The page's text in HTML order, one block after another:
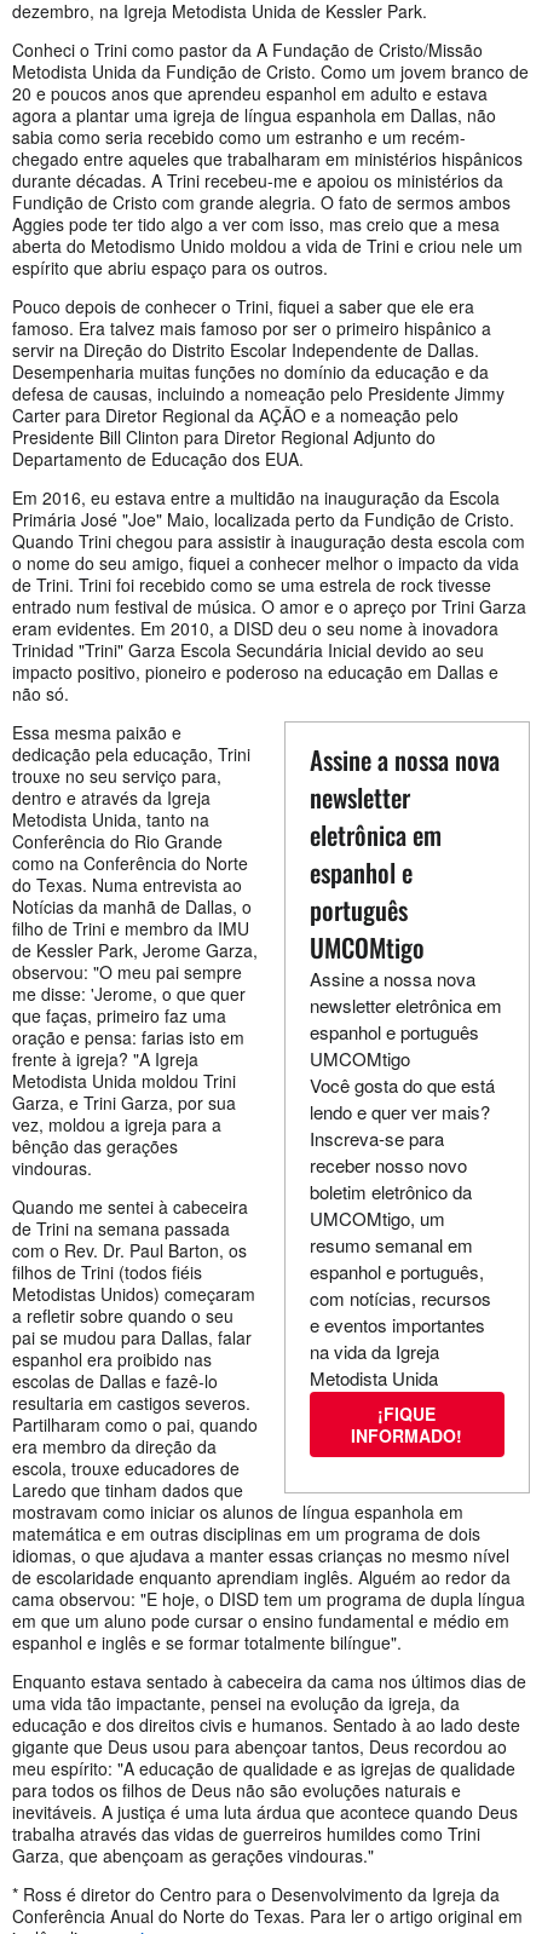
dezembro, na Igreja Metodista Unida de Kessler Park.
Conheci o Trini como pastor da A Fundação de Cristo/Missão
Metodista Unida da Fundição de Cristo. Como um jovem branco de
20 e poucos anos que aprendeu espanhol em adulto e estava
agora a plantar uma igreja de língua espanhola em Dallas, não
sabia como seria recebido como um estranho e um recém-
chegado entre aqueles que trabalharam em ministérios hispânicos
durante décadas. A Trini recebeu-me e apoiou os ministérios da
Fundição de Cristo com grande alegria. O fato de sermos ambos
Aggies pode ter tido algo a ver com isso, mas creio que a mesa
aberta do Metodismo Unido moldou a vida de Trini e criou nele um
espírito que abriu espaço para os outros.
Pouco depois de conhecer o Trini, fiquei a saber que ele era
famoso. Era talvez mais famoso por ser o primeiro hispânico a
servir na Direção do Distrito Escolar Independente de Dallas.
Desempenharia muitas funções no domínio da educação e da
defesa de causas, incluindo a nomeação pelo Presidente Jimmy
Carter para Diretor Regional da AÇÃO e a nomeação pelo
Presidente Bill Clinton para Diretor Regional Adjunto do
Departamento de Educação dos EUA.
Em 2016, eu estava entre a multidão na inauguração da Escola
Primária José "Joe" Maio, localizada perto da Fundição de Cristo.
Quando Trini chegou para assistir à inauguração desta escola com
o nome do seu amigo, fiquei a conhecer melhor o impacto da vida
de Trini. Trini foi recebido como se uma estrela de rock tivesse
entrado num festival de música. O amor e o apreço por Trini Garza
eram evidentes. Em 2010, a DISD deu o seu nome à inovadora
Trinidad "Trini" Garza Escola Secundária Inicial devido ao seu
impacto positivo, pioneiro e poderoso na educação em Dallas e
não só.
Assine a nossa nova
newsletter
eletrônica em
espanhol e
português
UMCOMtigo
Assine a nossa nova
newsletter eletrônica em
espanhol e português
UMCOMtigo
Você gosta do que está
lendo e quer ver mais?
Inscreva-se para
receber nosso novo
boletim eletrônico da
UMCOMtigo, um
resumo semanal em
espanhol e português,
com notícias, recursos
e eventos importantes
na vida da Igreja
Metodista Unida
¡FIQUE
INFORMADO!
Essa mesma paixão e
dedicação pela educação, Trini
trouxe no seu serviço para,
dentro e através da Igreja
Metodista Unida, tanto na
Conferência do Rio Grande
como na Conferência do Norte
do Texas. Numa entrevista ao
Notícias da manhã de Dallas, o
filho de Trini e membro da IMU
de Kessler Park, Jerome Garza,
observou: "O meu pai sempre
me disse: 'Jerome, o que quer
que faças, primeiro faz uma
oração e pensa: farias isto em
frente à igreja? "A Igreja
Metodista Unida moldou Trini
Garza, e Trini Garza, por sua
vez, moldou a igreja para a
bênção das gerações
vindouras.
Quando me sentei à cabeceira
de Trini na semana passada
com o Rev. Dr. Paul Barton, os
filhos de Trini (todos fiéis
Metodistas Unidos) começaram
a refletir sobre quando o seu
pai se mudou para Dallas, falar
espanhol era proibido nas
escolas de Dallas e fazê-lo
resultaria em castigos severos.
Partilharam como o pai, quando
era membro da direção da
escola, trouxe educadores de
Laredo que tinham dados que
mostravam como iniciar os alunos de língua espanhola em
matemática e em outras disciplinas em um programa de dois
idiomas, o que ajudava a manter essas crianças no mesmo nível
de escolaridade enquanto aprendiam inglês. Alguém ao redor da
cama observou: "E hoje, o DISD tem um programa de dupla língua
em que um aluno pode cursar o ensino fundamental e médio em
espanhol e inglês e se formar totalmente bilíngue".
Enquanto estava sentado à cabeceira da cama nos últimos dias de
uma vida tão impactante, pensei na evolução da igreja, da
educação e dos direitos civis e humanos. Sentado à ao lado deste
gigante que Deus usou para abençoar tantos, Deus recordou ao
meu espírito: "A educação de qualidade e as igrejas de qualidade
para todos os filhos de Deus não são evoluções naturais e
inevitáveis. A justiça é uma luta árdua que acontece quando Deus
trabalha através das vidas de guerreiros humildes como Trini
Garza, que abençoam as gerações vindouras."
* Ross é diretor do Centro para o Desenvolvimento da Igreja da
Conferência Anual do Norte do Texas. Para ler o artigo original em